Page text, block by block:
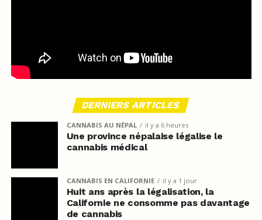
DERNIERS ARTICLES
CANNABIS AU NÉPAL il y a 6 heures
Une province népalaise légalise le
cannabis médical
CANNABIS EN CALIFORNIE il y a 1 jour
Huit ans après la légalisation, la
Californie ne consomme pas davantage
de cannabis